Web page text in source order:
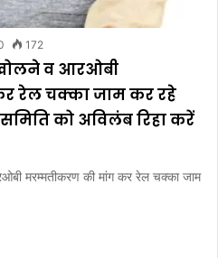
172
व आरओबी
रेल चक्का जाम कर रहे
को अविलंब रिहा करें
मरम्मतीकरण की मांग कर रेल चक्का जाम